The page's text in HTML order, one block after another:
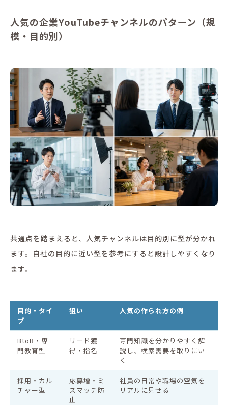
人気の企業YouTubeチャンネルのパターン（規
模・目的別）
共通点を踏まえると、人気チャンネルは目的別に型が分かれ
ます。自社の目的に近い型を参考にすると設計しやすくなり
ます。
目的・タイ
プ
狙い 人気の作られ方の例
BtoB・専
門教育型
リード獲
得・指名
専門知識を分かりやすく解
説し、検索需要を取りにい
く
採用・カル
チャー型
応募増・ミ
スマッチ防
止
社員の日常や職場の空気を
リアルに見せる